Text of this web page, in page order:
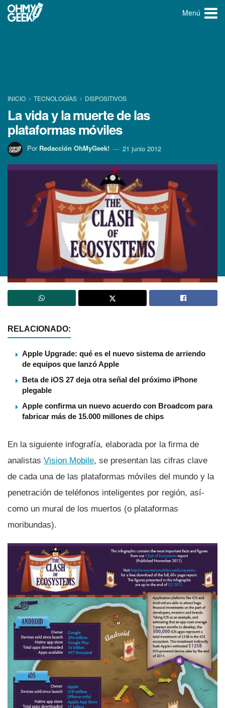
Menú
INICIO TECNOLOGÍ­AS DISPOSITIVOS
La vida y la muerte de las
plataformas móviles
Por Redacción OhMyGeek! 21 junio 2012
RELACIONADO:
Apple Upgrade: qué es el nuevo sistema de arriendo
de equipos que lanzó Apple
Beta de iOS 27 deja otra señal del próximo iPhone
plegable
Apple confirma un nuevo acuerdo con Broadcom para
fabricar más de 15.000 millones de chips
En la siguiente infografí­a, elaborada por la firma de
analistas Vision Mobile, se presentan las cifras clave
de cada una de las plataformas móviles del mundo y la
penetración de teléfonos inteligentes por región, así­
como un mural de los muertos (o plataformas
moribundas).